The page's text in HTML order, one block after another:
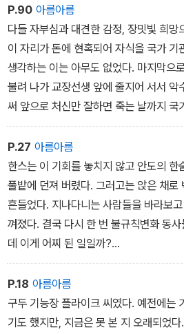
보다 더 나은 것이 있다는 걸 몰랐다고.“
P.90 아름아름
다들 자부심과 대견한 감정, 장밋빛 희망
이 자리가 돈에 현혹되어 자식을 국가 기
생각하는 이는 아무도 없었다. 마지막으
불려 나가 교장선생 앞에 줄지어 서서 악
써 앞으로 처신만 잘하면 죽는 날까지 국
져 주는 혜택을 누릴 수 있게 되었다. 그
수도 있다고 생각하는 아이들은 없었다.
다.
P.27 아름아름
한스는 이 기회를 놓치지 않고 안도의 한
풀밭에 던져 버렸다. 그러고는 앉은 채로
흔들었다. 지나다니는 사람들을 바라보
껴졌다. 결국 다시 한 번 불규칙변화 동
데 이게 어찌 된 일일까?
거의 아무것도 생각나지 않았다. 끔찍한
모든 걸 까먹어 버린 것이다! 내일이 시
P.18 아름아름
구두 기능장 플라이크 씨였다. 예전에는
기도 했지만, 지금은 못 본 지 오래되었